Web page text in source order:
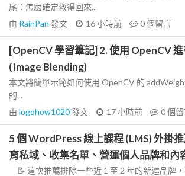
尾：怎麼確定救得回來...
由 RainPan 發文 16 小時前 0個留言
[OpenCV 學習筆記] 2. 使用 OpenCV
(Image Blending)
本文將簡單示範如何使用 OpenCV 的
的...
由 logohow1020發文 17 小時前 0個
5 個 WordPress 線上課程 (LMS) 外掛
育私域、收集名單、營運個人品牌和內
📝 這次推薦排除一些近 1 至 2 年的新進品牌